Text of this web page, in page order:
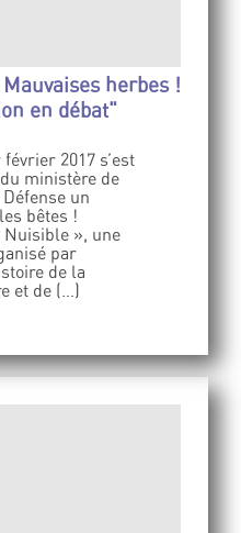
herbes !
en débat"
2017 s’est
ministère de
un
bêtes !
Nuisible », une
par
de la
et de (…)